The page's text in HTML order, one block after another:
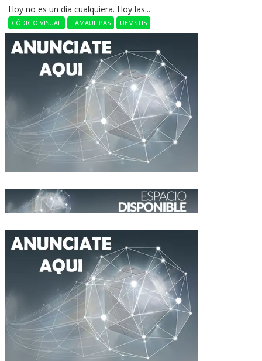
Hoy no es un día cualquiera. Hoy las...
CÓDIGO VISUAL TAMAULIPAS UEMSTIS